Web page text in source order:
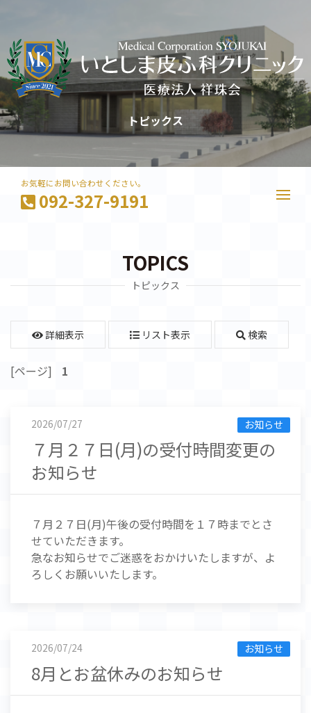
トピックス
お気軽にお問い合わせください。
092-327-9191
TOPICS
トピックス
詳細表示 リスト表示 検索
[ページ] 1
お知らせ
2026/07/27
７月２７日(月)の受付時間変更の
お知らせ
７月２７日(月)午後の受付時間を１７時までとさ
せていただきます。
急なお知らせでご迷惑をおかけいたしますが、よ
ろしくお願いいたします。
お知らせ
2026/07/24
8月とお盆休みのお知らせ